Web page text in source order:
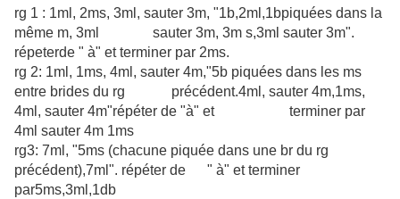
rg 1 : 1ml, 2ms, 3ml, sauter 3m, "1b,2ml,1bpiquées dans la
même m, 3ml sauter 3m, 3m s,3ml sauter 3m".
répeterde " à" et terminer par 2ms.
rg 2: 1ml, 1ms, 4ml, sauter 4m,"5b piquées dans les ms
entre brides du rg précédent.4ml, sauter 4m,1ms,
4ml, sauter 4m"répéter de "à" et terminer par
4ml sauter 4m 1ms
rg3: 7ml, "5ms (chacune piquée dans une br du rg
précédent),7ml". répéter de " à" et terminer
par5ms,3ml,1db